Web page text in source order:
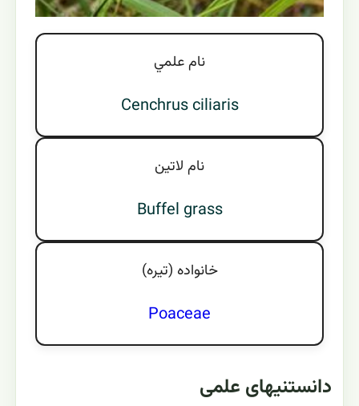
نام علمي
Cenchrus ciliaris
نام لاتين
Buffel grass
خانواده (تيره)
Poaceae
دانستنیهای علمی